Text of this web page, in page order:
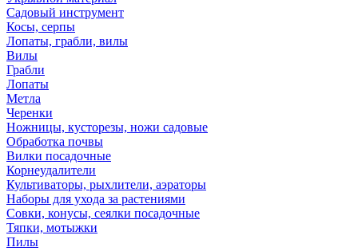
Садовый инструмент
Косы, серпы
Лопаты, грабли, вилы
Вилы
Грабли
Лопаты
Метла
Черенки
Ножницы, кусторезы, ножи садовые
Обработка почвы
Вилки посадочные
Корнеудалители
Культиваторы, рыхлители, аэраторы
Наборы для ухода за растениями
Совки, конусы, сеялки посадочные
Тяпки, мотыжки
Пилы